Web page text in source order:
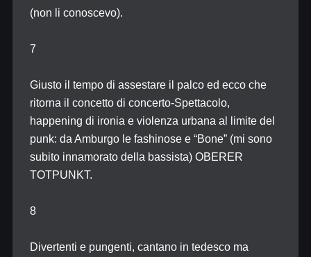
(non li conoscevo).
7
Giusto il tempo di assestare il palco ed ecco che
ritorna il concetto di concerto-Spettacolo,
happening di ironia e violenza urbana al limite del
punk: da Amburgo le fashinose e “Bone” (mi sono
subito innamorato della bassista) OBERER
TOTPUNKT.
8
Divertenti e pungenti, cantano in tedesco ma